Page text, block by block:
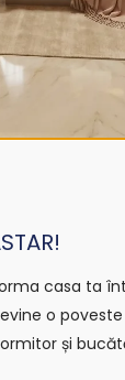
casa ta
o
și